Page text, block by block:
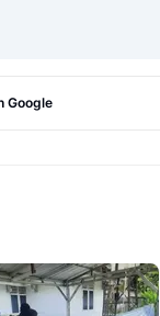
Google